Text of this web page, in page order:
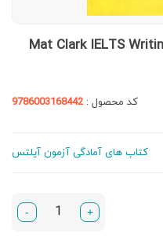
Mat Clark IELTS
کد محصول : 9786003168442
کتاب های آمادگی آزمون آیلتس
+
-